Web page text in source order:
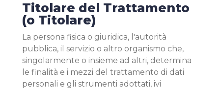
Titolare del Trattamento
(o Titolare)
La persona fisica o giuridica, l'autorità
pubblica, il servizio o altro organismo che,
singolarmente o insieme ad altri, determina
le finalità e i mezzi del trattamento di dati
personali e gli strumenti adottati, ivi